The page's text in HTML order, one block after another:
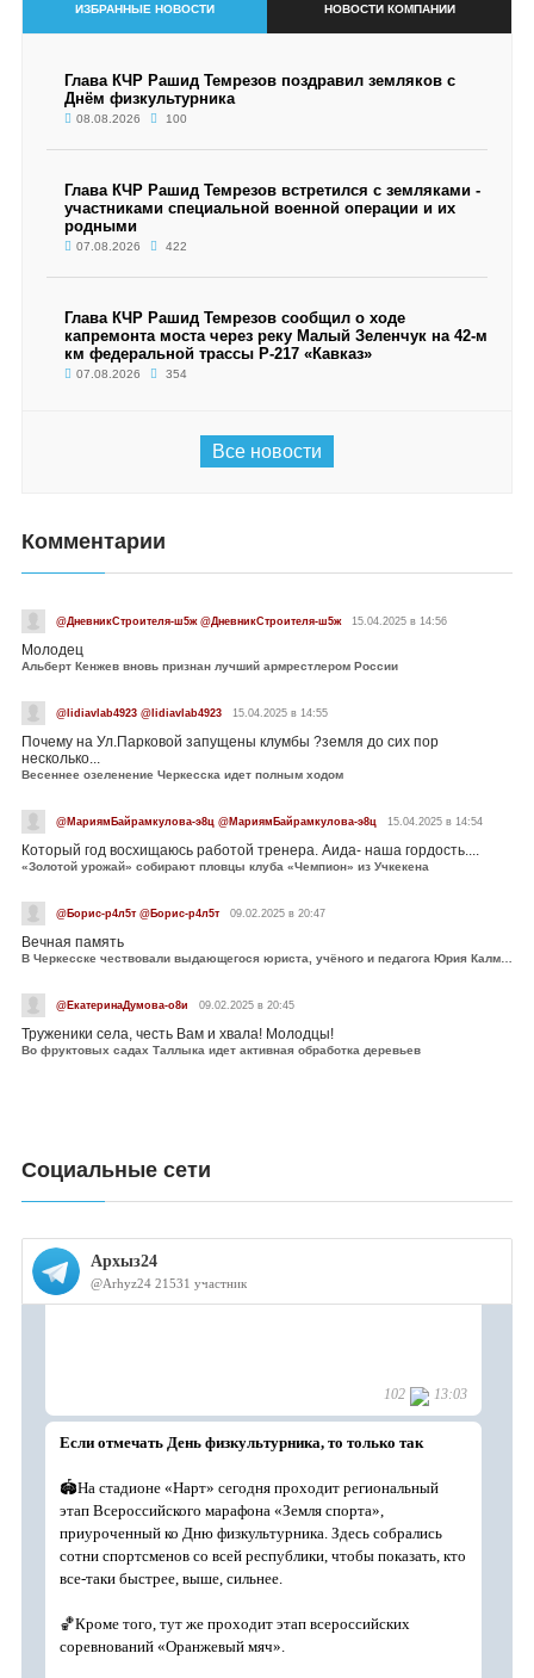
ИЗБРАННЫЕ НОВОСТИ НОВОСТИ КОМПАНИИ
Глава КЧР Рашид Темрезов поздравил земляков с
Днём физкультурника
08.08.2026 100
Глава КЧР Рашид Темрезов встретился с земляками -
участниками специальной военной операции и их
родными
07.08.2026 422
Глава КЧР Рашид Темрезов сообщил о ходе
капремонта моста через реку Малый Зеленчук на 42-м
км федеральной трассы Р-217 «Кавказ»
07.08.2026 354
Все новости
Комментарии
@ДневникСтроителя-ш5ж @ДневникСтроителя-ш5ж 15.04.2025 в 14:56
Молодец
Альберт Кенжев вновь признан лучший армрестлером России
@lidiavlab4923 @lidiavlab4923 15.04.2025 в 14:55
Почему на Ул.Парковой запущены клумбы ?земля до сих пор
несколько...
Весеннее озеленение Черкесска идет полным ходом
@МариямБайрамкулова-э8ц @МариямБайрамкулова-э8ц 15.04.2025 в 14:54
Который год восхищаюсь работой тренера. Аида- наша гордость....
«Золотой урожай» собирают пловцы клуба «Чемпион» из Учкекена
@Борис-р4л5т @Борис-р4л5т 09.02.2025 в 20:47
Вечная память
В Черкесске чествовали выдающегося юриста, учёного и педагога Юрия Калмыкова
@ЕкатеринаДумова-о8и 09.02.2025 в 20:45
Труженики села, честь Вам и хвала! Молодцы!
Во фруктовых садах Таллыка идет активная обработка деревьев
Социальные сети